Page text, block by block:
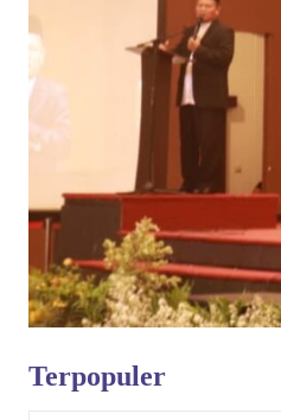
Terpopuler